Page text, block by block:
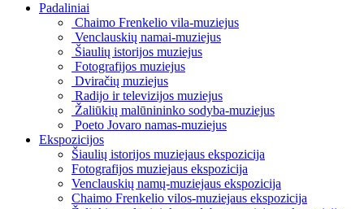
Padaliniai
Chaimo Frenkelio vila-muziejus
Venclauskių namai-muziejus
Šiaulių istorijos muziejus
Fotografijos muziejus
Dviračių muziejus
Radijo ir televizijos muziejus
Žaliūkių malūnininko sodyba-muziejus
Poeto Jovaro namas-muziejus
Ekspozicijos
Šiaulių istorijos muziejaus ekspozicija
Fotografijos muziejaus ekspozicija
Venclauskių namų-muziejaus ekspozicija
Chaimo Frenkelio vilos-muziejaus ekspozicija